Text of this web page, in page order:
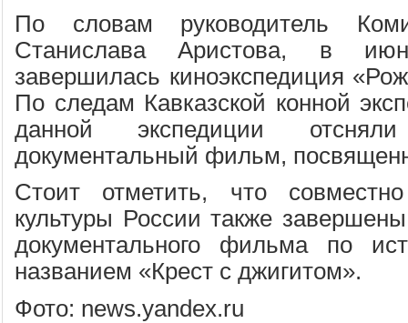
По словам руководитель
Станислава Аристова, в
завершилась киноэкспедиция
По следам Кавказской конной
данной экспедиции отсняли
документальный фильм,
Стоит отметить, что
культуры России также
документального фильма по
названием «Крест с джигитом».
Фото: news.yandex.ru